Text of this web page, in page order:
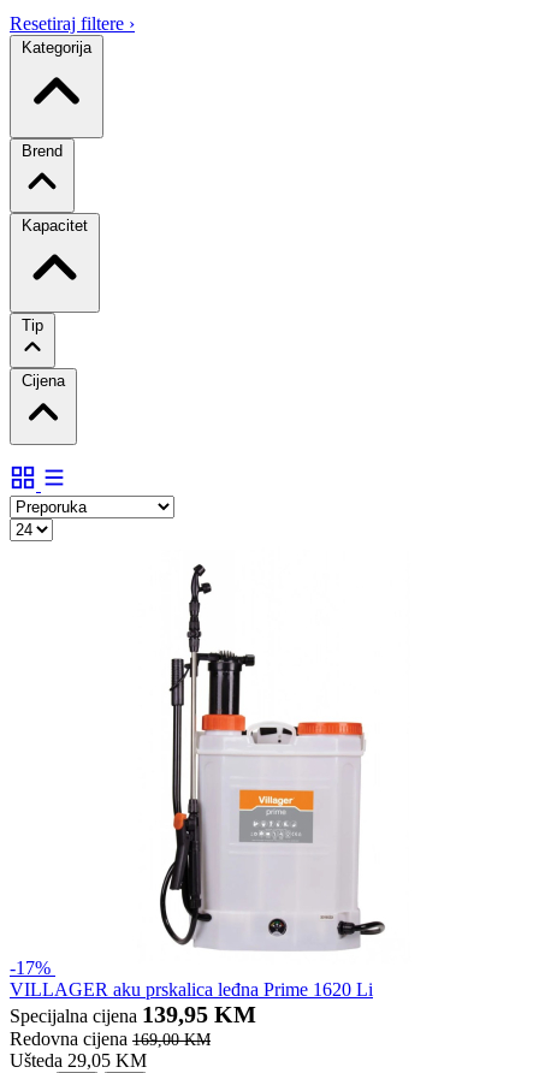
Resetiraj filtere ›
Kategorija
Brend
Kapacitet
Tip
Cijena
-17%
VILLAGER aku prskalica leđna Prime 1620 Li
Specijalna cijena 139,95 KM
Redovna cijena 169,00 KM
Ušteda 29,05 KM